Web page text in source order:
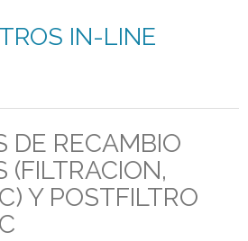
IN-LINE
DE RECAMBIO
(FILTRACION,
Y POSTFILTRO